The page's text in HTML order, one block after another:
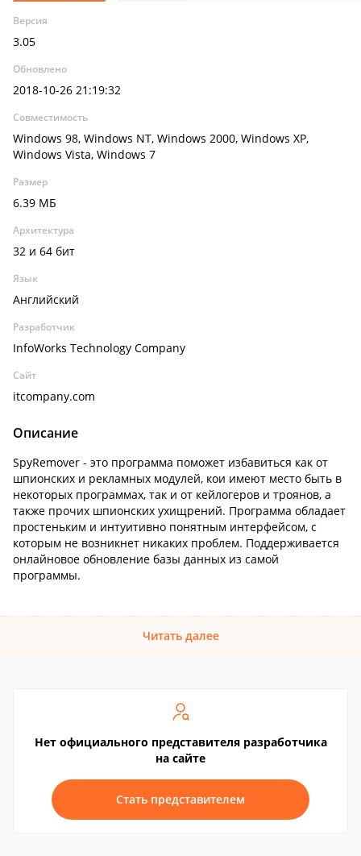
Версия
3.05
Обновлено
2018-10-26 21:19:32
Совместимость
Windows 98, Windows NT, Windows 2000, Windows XP,
Windows Vista, Windows 7
Размер
6.39 МБ
Архитектура
32 и 64 бит
Язык
Английский
Разработчик
InfoWorks Technology Company
Сайт
itcompany.com
Описание
SpyRemover - это программа поможет избавиться как от
шпионских и рекламных модулей, кои имеют место быть в
некоторых программах, так и от кейлогеров и троянов, а
также прочих шпионских ухищрений. Программа обладает
простеньким и интуитивно понятным интерфейсом, с
которым не возникнет никаких проблем. Поддерживается
онлайновое обновление базы данных из самой
программы.
Читать далее
Нет официального представителя разработчика
на сайте
Стать представителем